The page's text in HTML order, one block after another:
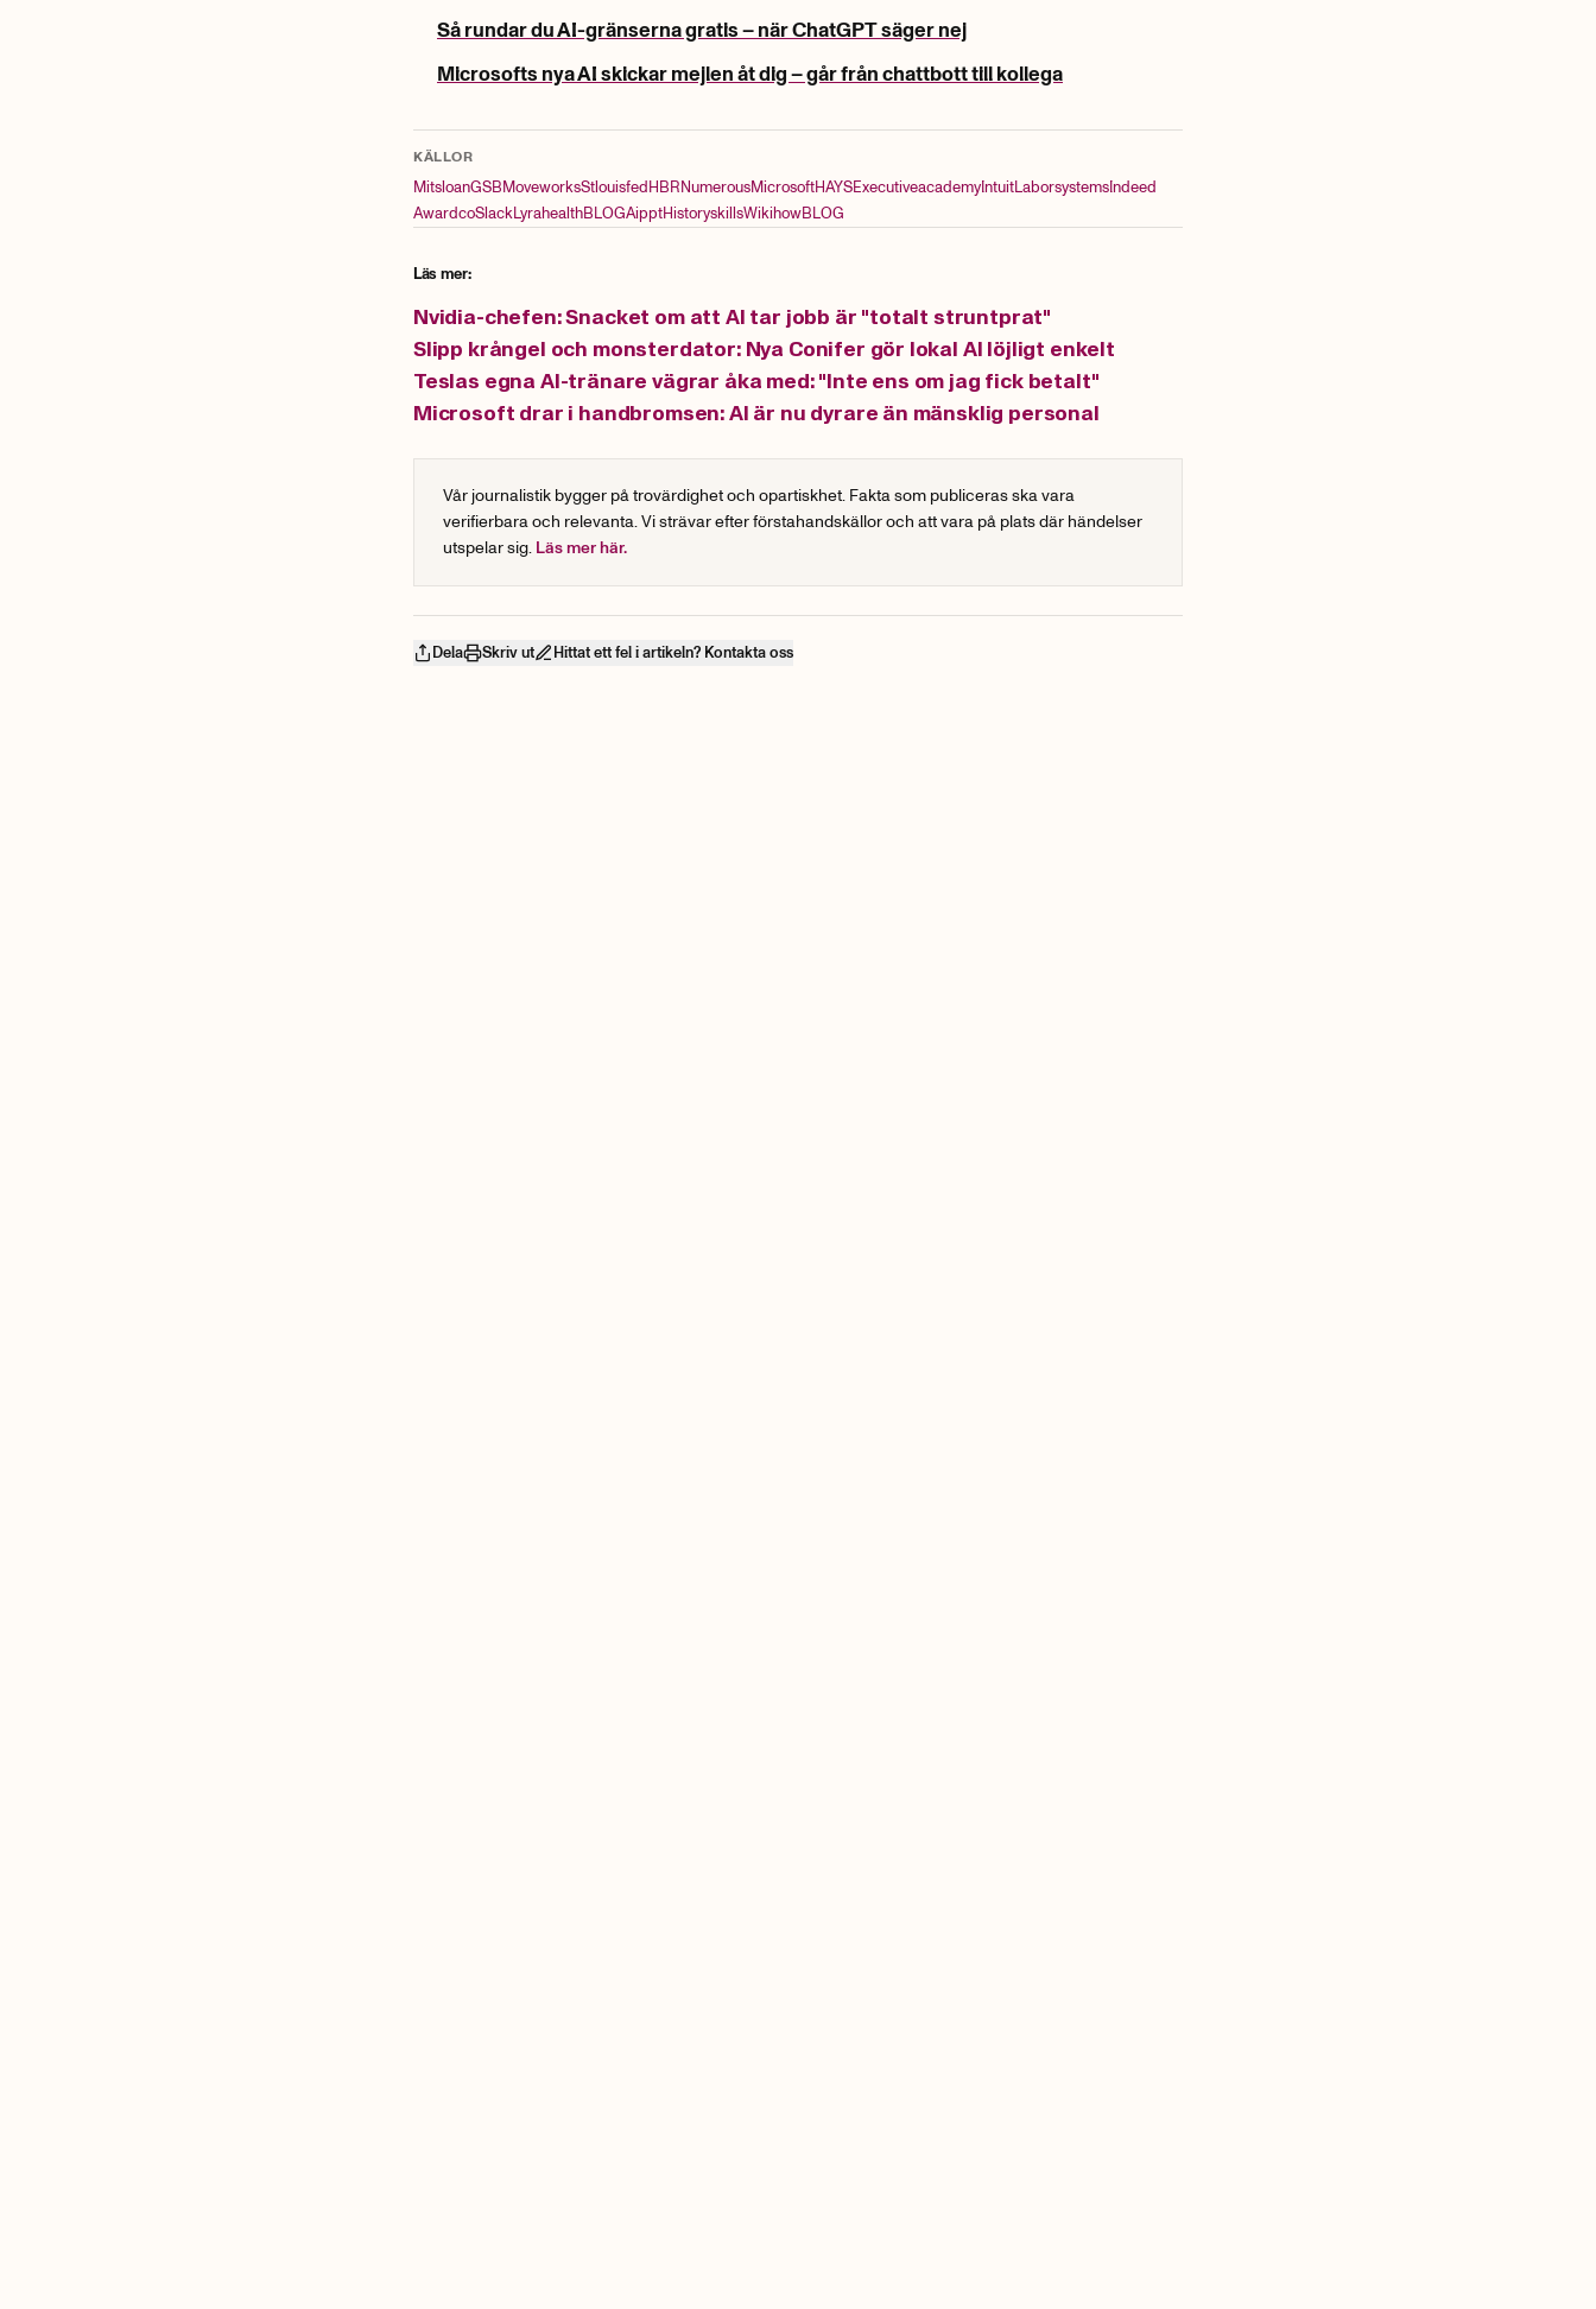
Så rundar du AI-gränserna gratis – när ChatGPT säger nej
Microsofts nya AI skickar mejlen åt dig – går från chattbott till kollega
KÄLLOR
MitsloanGSB MoveworksStlouisfed HBR NumerousMicrosoftHAYSExecutiveacademyIntuitLaborsystemsIndeed
AwardcoSlackLyrahealthBLOGAipptHistoryskillsWikihowBLOG
Läs mer:
Nvidia-chefen: Snacket om att AI tar jobb är "totalt struntprat"
Slipp krångel och monsterdator: Nya Conifer gör lokal AI löjligt enkelt
Teslas egna AI-tränare vägrar åka med: "Inte ens om jag fick betalt"
Microsoft drar i handbromsen: AI är nu dyrare än mänsklig personal
Vår journalistik bygger på trovärdighet och opartiskhet. Fakta som publiceras ska vara
verifierbara och relevanta. Vi strävar efter förstahandskällor och att vara på plats där händelser
utspelar sig. Läs mer här.
Dela Skriv ut Hittat ett fel i artikeln? Kontakta oss